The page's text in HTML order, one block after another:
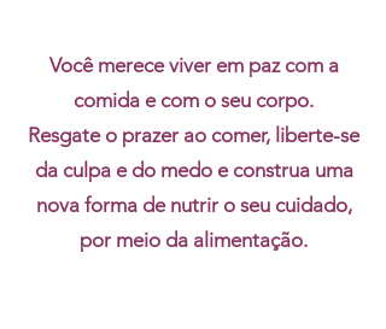
Você merece viver em paz com a
comida e com o seu corpo.
Resgate o prazer ao comer, liberte-se
da culpa e do medo e construa uma
nova forma de nutrir o seu cuidado,
por meio da alimentação.